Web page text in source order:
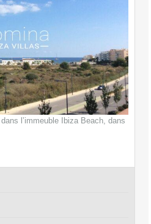
l’immeuble Ibiza Beach, dans